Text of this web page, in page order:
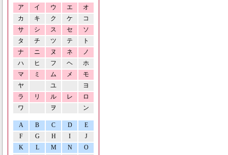
ア イ ウ エ
オ
カ
キ ク ケ
コ
サ
シ ス セ
ソ
タ
チ ツ テ
ト
ナ
ニ ヌ ネ
ノ
ハ
ヒ フ ヘ
ホ
マ
ミ ム メ
モ
ヤ
ユ
ヨ
ラ
リ ル レ
ロ
ワ
ヲ ン
A B C D
E
F
G H I
J
K
L M N O